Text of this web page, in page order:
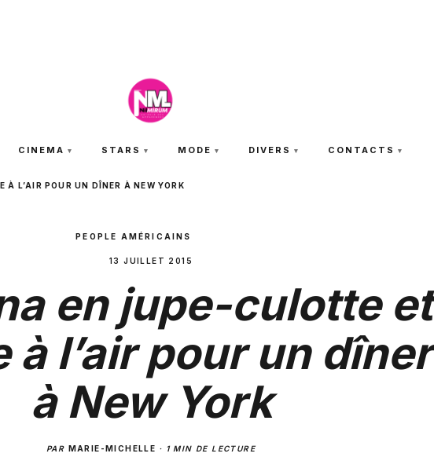
CINEMA STARS MODE DIVERS CONTACTS
L’AIR POUR UN DÎNER À NEW YORK
PEOPLE AMÉRICAINS
13 JUILLET 2015
en jupe-culotte et
à l’air pour un dîner
à New York
PAR MARIE-MICHELLE · 1 MIN DE LECTURE